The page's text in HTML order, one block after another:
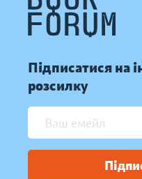
Підписатися на
розсилку